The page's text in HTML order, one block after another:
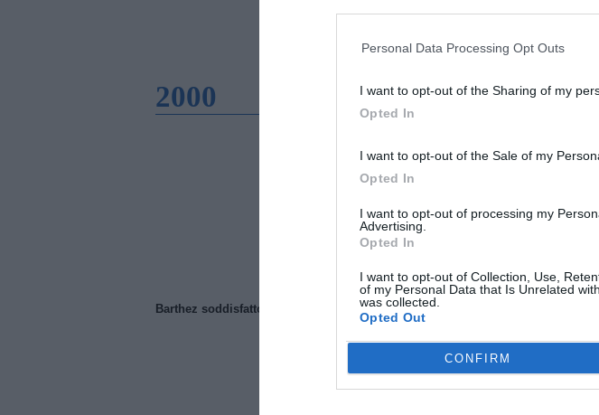
Personal Data Processing Opt Outs
I want to opt-out of the Sharing of my
Opted In
I want to opt-out of the Sale of my
Opted In
I want to opt-out of processing my
Advertising.
Opted In
I want to opt-out of Collection, Use,
of my Personal Data that Is Unrelated
was collected.
Opted Out
CONFIRM
2000
Barthez soddisfatto del Manchester United